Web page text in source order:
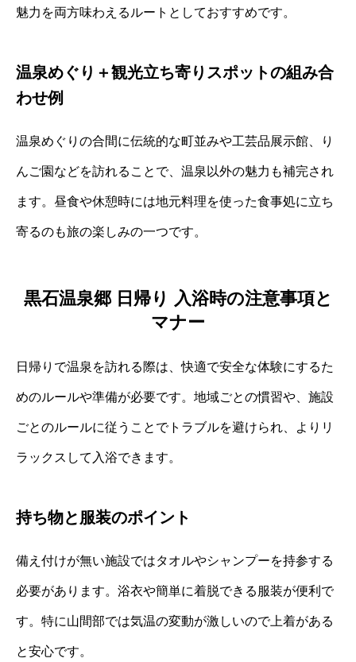
魅力を両方味わえるルートとしておすすめです。
温泉めぐり＋観光立ち寄りスポットの組み合
わせ例
温泉めぐりの合間に伝統的な町並みや工芸品展示館、り
んご園などを訪れることで、温泉以外の魅力も補完され
ます。昼食や休憩時には地元料理を使った食事処に立ち
寄るのも旅の楽しみの一つです。
黒石温泉郷 日帰り 入浴時の注意事項と
マナー
日帰りで温泉を訪れる際は、快適で安全な体験にするた
めのルールや準備が必要です。地域ごとの慣習や、施設
ごとのルールに従うことでトラブルを避けられ、よりリ
ラックスして入浴できます。
持ち物と服装のポイント
備え付けが無い施設ではタオルやシャンプーを持参する
必要があります。浴衣や簡単に着脱できる服装が便利で
す。特に山間部では気温の変動が激しいので上着がある
と安心です。